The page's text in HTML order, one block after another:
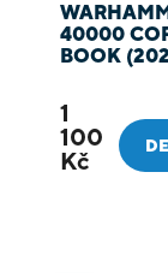
40000
BOOK
1
100
Kč